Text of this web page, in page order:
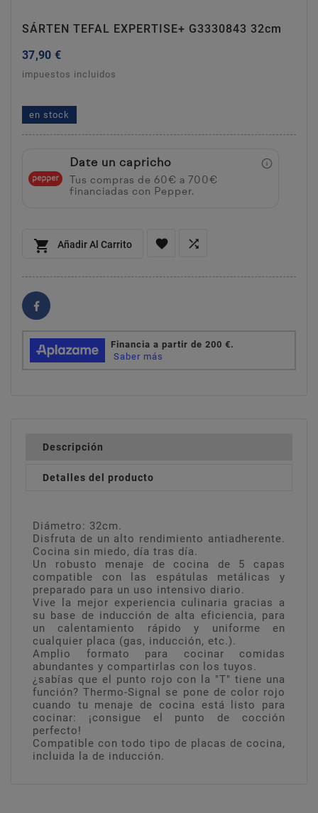
SÁRTEN TEFAL EXPERTISE+ G3330843 32cm
37,90 €
impuestos incluidos
en stock
Date un capricho
Tus compras de 60€ a 700€
financiadas con Pepper.
 Añadir Al Carrito  
Descripción
Detalles del producto
Diámetro: 32cm.
Disfruta de un alto rendimiento antiadherente.
Cocina sin miedo, día tras día.
Un robusto menaje de cocina de 5 capas
compatible con las espátulas metálicas y
preparado para un uso intensivo diario.
Vive la mejor experiencia culinaria gracias a
su base de inducción de alta eficiencia, para
un calentamiento rápido y uniforme en
cualquier placa (gas, inducción, etc.).
Amplio formato para cocinar comidas
abundantes y compartirlas con los tuyos.
¿sabías que el punto rojo con la "T" tiene una
función? Thermo-Signal se pone de color rojo
cuando tu menaje de cocina está listo para
cocinar: ¡consigue el punto de cocción
perfecto!
Compatible con todo tipo de placas de cocina,
incluida la de inducción.